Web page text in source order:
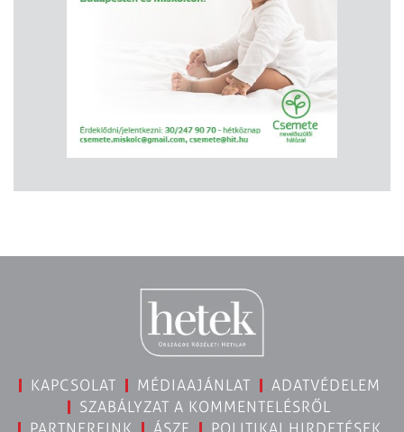
KAPCSOLAT MÉDIAAJÁNLAT
ADATVÉDELEM
SZABÁLYZAT A KOMMENTELÉSRŐL
PARTNEREINK
ÁSZF
POLITIKAI HIRDETÉSEK